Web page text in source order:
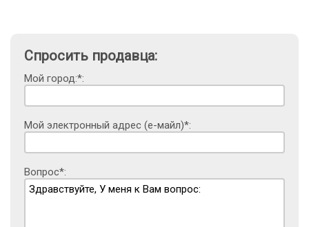
Спросить продавца:
Мой город:*:
Мой электронный адрес (е-майл)*:
Вопрос*: